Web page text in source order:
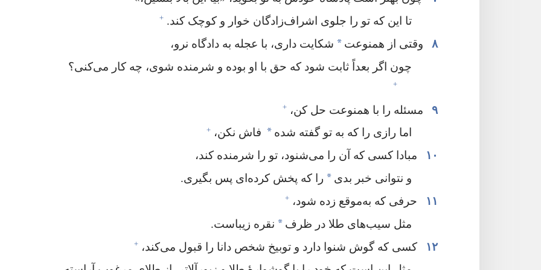
تا این که تو را جلوی اشراف‌زادگان خوار و کوچک کند.‏ +
۸ وقتی از همنوعت *شکایت داری،‏ با عجله به دادگاه نرو،‏
چون اگر بعداً ثابت شود که حق با او بوده و شرمنده شوی،‏ چه کار می‌کنی؟‏
+
۹ مسئله را با همنوعت حل کن،‏ +
اما رازی را که به تو گفته شده * فاش نکن،‏ +
۱۰
مبادا کسی که آن را می‌شنود،‏ تو را شرمنده کند،‏
و نتوانی خبر بدی * را که پخش کرده‌ای پس بگیری.‏
۱۱
حرفی که به‌موقع زده شود،‏ +
مثل سیب‌های طلا در ظرف * نقره زیباست.‏
۱۲
کسی که گوش شنوا دارد و توبیخ شخص دانا را قبول می‌کند،‏ +